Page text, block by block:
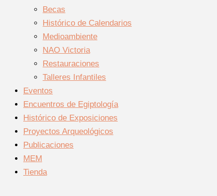
Becas
Histórico de Calendarios
Medioambiente
NAO Victoria
Restauraciones
Talleres Infantiles
Eventos
Encuentros de Egiptología
Histórico de Exposiciones
Proyectos Arqueológicos
Publicaciones
MEM
Tienda